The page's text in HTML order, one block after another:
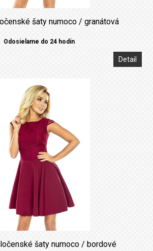
šaty numoco / granátová
Odosielame do 24 hodín
Detail
šaty numoco / bordové